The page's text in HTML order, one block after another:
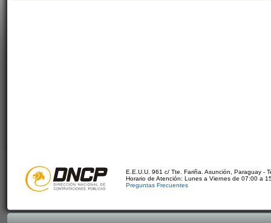
E.E.U.U. 961 c/ Tte. Fariña. Asunción, Paraguay -
Horario de Atención: Lunes a Viernes de 07:00 a
Preguntas Frecuentes